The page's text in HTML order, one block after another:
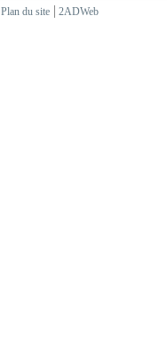
Plan du site 2ADWeb